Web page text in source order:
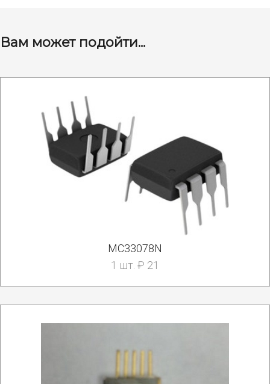
Вам может подойти...
MC33078N
1 шт. ₽ 21